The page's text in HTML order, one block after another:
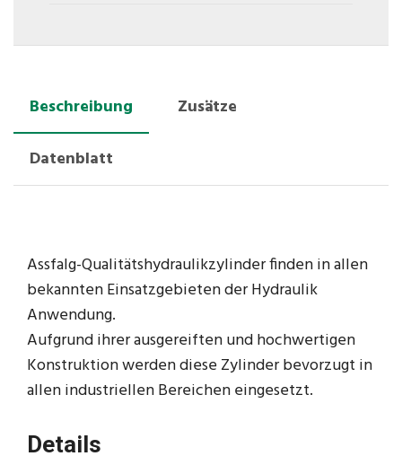
Beschreibung
Zusätze
Datenblatt
Assfalg-Qualitätshydraulikzylinder finden in allen
bekannten Einsatzgebieten der Hydraulik
Anwendung.
Aufgrund ihrer ausgereiften und hochwertigen
Konstruktion werden diese Zylinder bevorzugt in
allen industriellen Bereichen eingesetzt.
Details